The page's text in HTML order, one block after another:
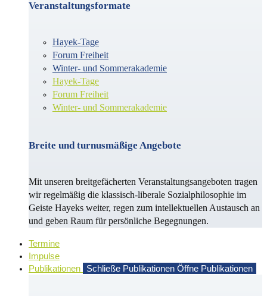
Veranstaltungsformate
Hayek-Tage
Forum Freiheit
Winter- und Sommerakademie
Hayek-Tage
Forum Freiheit
Winter- und Sommerakademie
Breite und turnusmäßige Angebote
Mit unseren breitgefächerten Veranstaltungsangeboten tragen
wir regelmäßig die klassisch-liberale Sozialphilosophie im
Geiste Hayeks weiter, regen zum intellektuellen Austausch an
und geben Raum für persönliche Begegnungen.
Termine
Impulse
Publikationen
Schließe Publikationen Öffne Publikationen